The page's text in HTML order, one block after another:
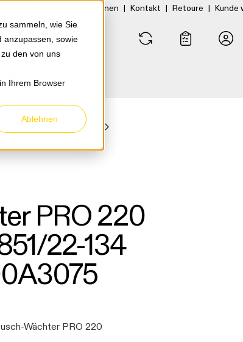
sammeln, wie Sie
anzupassen, sowie
den von uns
Ihrem Browser
Ablehnen
Ihre Ansprechpartner:innen | Kontakt | Retoure | Kunde
Über eltric
Präsenzmelder
PRO 220
22-134
Wächter PRO 220